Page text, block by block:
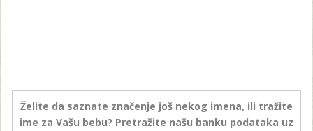
Želite da saznate značenje još nekog imena, ili tražite
ime za Vašu bebu? Pretražite našu banku podataka uz